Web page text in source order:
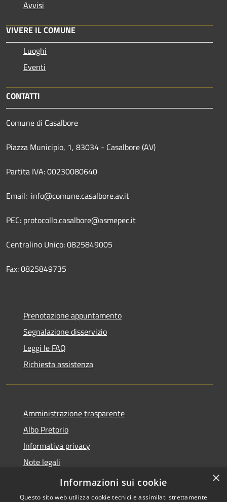
Avvisi
VIVERE IL COMUNE
Luoghi
Eventi
CONTATTI
Comune di Casalbore
Piazza Municipio, 1, 83034 - Casalbore (AV)
Partita IVA: 00230080640
Email: info@comune.casalbore.av.it
PEC: protocollo.casalbore@asmepec.it
Centralino Unico: 0825849005
Fax: 0825849735
Prenotazione appuntamento
Segnalazione disservizio
Leggi le FAQ
Richiesta assistenza
Amministrazione trasparente
Albo Pretorio
Informativa privacy
Note legali
Dichiarazione di accessibilità
×
Informazioni sui cookie
Questo sito web utilizza cookie tecnici e assimilati strettamente